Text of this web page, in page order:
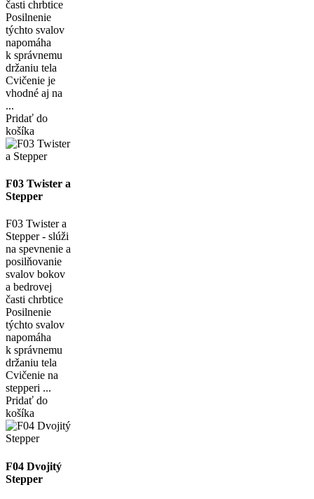
časti chrbtice
Posilnenie
týchto svalov
napomáha
k správnemu
držaniu tela
Cvičenie je
vhodné aj na
...
Pridať do
košíka
F03 Twister a
Stepper
F03 Twister a
Stepper - slúži
na spevnenie a
posilňovanie
svalov bokov
a bedrovej
časti chrbtice
Posilnenie
týchto svalov
napomáha
k správnemu
držaniu tela
Cvičenie na
stepperi ...
Pridať do
košíka
F04 Dvojitý
Stepper